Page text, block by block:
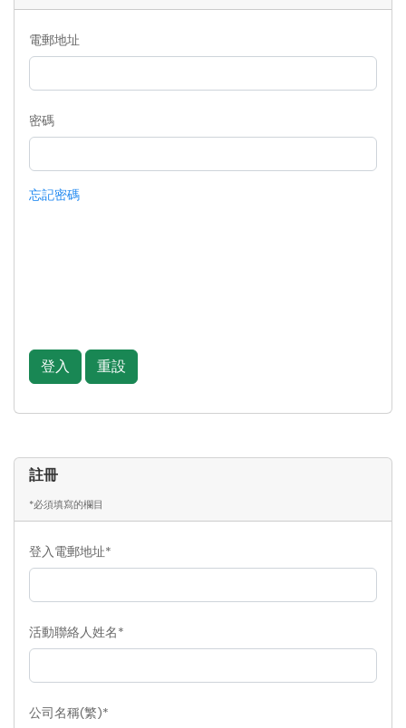
電郵地址
密碼
忘記密碼
登入 重設
註冊
*必須填寫的欄目
登入電郵地址*
活動聯絡人姓名*
公司名稱(繁)*